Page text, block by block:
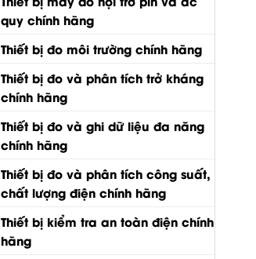
quy chính hãng
Thiết bị đo môi trường chính hãng
Thiết bị đo và phân tích trở kháng
chính hãng
Thiết bị đo và ghi dữ liệu đa năng
chính hãng
Thiết bị đo và phân tích công suất,
chất lượng điện chính hãng
Thiết bị kiểm tra an toàn điện chính
hãng